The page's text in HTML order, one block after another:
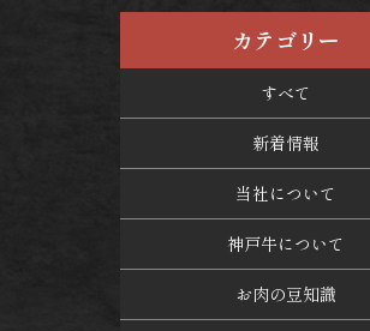
カテゴリー
すべて
新着情報
当社について
神戸牛について
お肉の豆知識